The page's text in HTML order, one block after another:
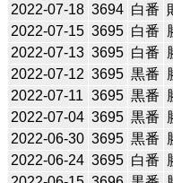
2022-07-18 3694 白番
2022-07-15 3695 白番
2022-07-13 3695 白番
2022-07-12 3695 黒番
2022-07-11 3695 黒番
2022-07-04 3695 黒番
2022-06-30 3695 黒番
2022-06-24 3695 白番